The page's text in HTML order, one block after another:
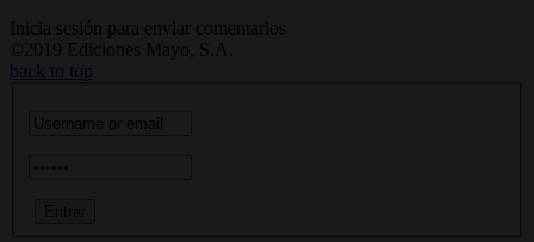
Inicia sesión para enviar comentarios
©2019 Ediciones Mayo, S.A.
back to top